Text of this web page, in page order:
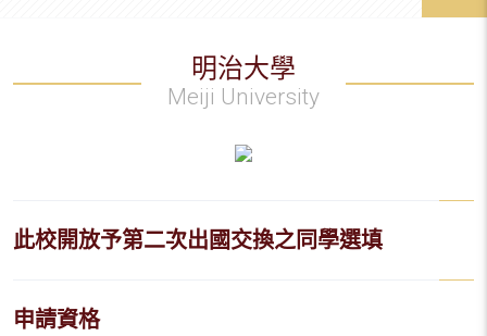
明治大學
Meiji University
此校開放予第二次出國交換之同學選填
申請資格